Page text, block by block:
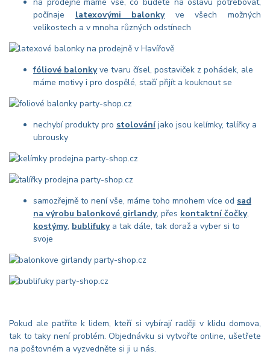
počínaje latexovými balonkyve všech možných
velikostech a v mnoha různých odstínech
fóliové balonkyve tvaru čísel, postaviček z pohádek, ale
máme motivy i pro dospělé, stačí přijít a kouknout se
nechybí produkty pro stolováníjako jsou kelímky, talířky a
ubrousky
samozřejmě to není vše, máme toho mnohem více od sad
na výrobu balonkové girlandy, přes kontaktní čočky,
kostýmy, bublifukya tak dále, tak doraž a vyber si to
svoje
Pokud ale patříte k lidem, kteří si vybírají raději v klidu domova,
tak to taky není problém. Objednávku si vytvořte online, ušetřete
na poštovném a vyzvedněte si ji u nás.